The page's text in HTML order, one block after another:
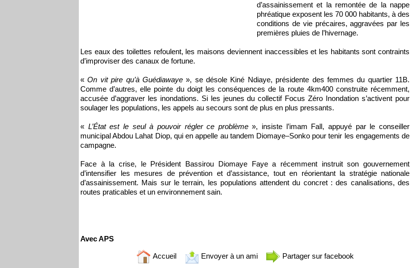
d’assainissement et la remontée de la nappe
phréatique exposent les 70 000 habitants, à des
conditions de vie précaires, aggravées par les
premières pluies de l’hivernage.
Les eaux des toilettes refoulent, les maisons deviennent inaccessibles et les habitants sont contraints
d’improviser des canaux de fortune.
«On vit pire qu’à Guédiawaye», se désole Kiné Ndiaye, présidente des femmes du quartier 11B.
Comme d’autres, elle pointe du doigt les conséquences de la route 4km400 construite récemment,
accusée d’aggraver les inondations. Si les jeunes du collectif Focus Zéro Inondation s’activent pour
soulager les populations, les appels au secours sont de plus en plus pressants.
« L’État est le seul à pouvoir régler ce problème», insiste l’imam Fall, appuyé par le conseiller
municipal Abdou Lahat Diop, qui en appelle au tandem Diomaye–Sonko pour tenir les engagements de
campagne.
Face à la crise, le Président Bassirou Diomaye Faye a récemment instruit son gouvernement
d’intensifier les mesures de prévention et d’assistance, tout en réorientant la stratégie nationale
d’assainissement. Mais sur le terrain, les populations attendent du concret : des canalisations, des
routes praticables et un environnement sain.
Avec APS
Accueil Envoyer à un ami Partager sur facebook